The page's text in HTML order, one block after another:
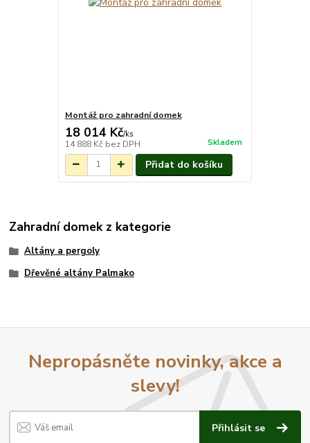
Montáž pro zahradní domek
18 014 Kč/ks
14 888 Kč bez DPH Skladem
Přidat do košíku
Zahradní domek z kategorie
Altány a pergoly
Dřevěné altány Palmako
Nepropásněte novinky, akce a
slevy!
Přihlásit se